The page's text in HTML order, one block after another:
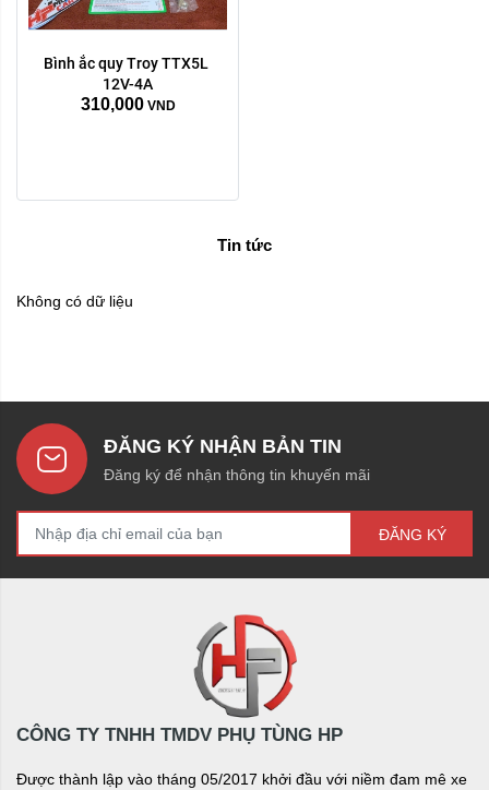
Bình ắc quy Troy TTX5L
12V-4A
310,000 VND
Tin tức
Không có dữ liệu
ĐĂNG KÝ NHẬN BẢN TIN
Đăng ký để nhận thông tin khuyến mãi
ĐĂNG KÝ
CÔNG TY TNHH TMDV PHỤ TÙNG HP
Được thành lập vào tháng 05/2017 khởi đầu với niềm đam mê xe